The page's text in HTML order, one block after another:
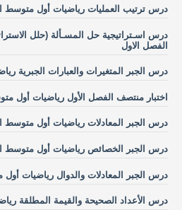
درس ترتيب العمليات رياضيات أول متوسط
درس اسـتراتيجية حل المسـألة (حلل
الفصل الاول
درس الجبر المتغيرات والعبارات الجبرية
اختبار منتصف الفصل الأول رياضيات أول
درس الجبر المعادلات رياضيات أول متوسط
درس الجبر الخصائص رياضيات أول متوسط
درس الجبر المعادلات والدوال رياضيات
درس الأعداد الصحيحة والقيمة المطلقة